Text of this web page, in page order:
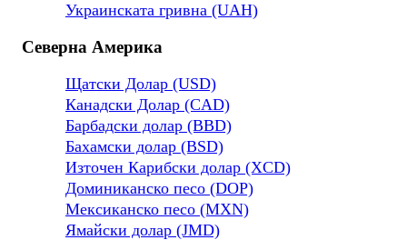
Украинската гривна (UAH)
Северна Америка
Щатски Долар (USD)
Канадски Долар (CAD)
Барбадски долар (BBD)
Бахамски долар (BSD)
Източен Карибски долар (XCD)
Доминиканско песо (DOP)
Мексиканско песо (MXN)
Ямайски долар (JMD)